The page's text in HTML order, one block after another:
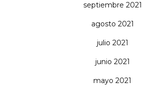
septiembre 2021
agosto 2021
julio 2021
junio 2021
mayo 2021